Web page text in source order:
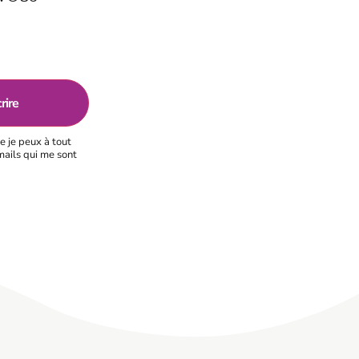
je peux à tout
qui me sont